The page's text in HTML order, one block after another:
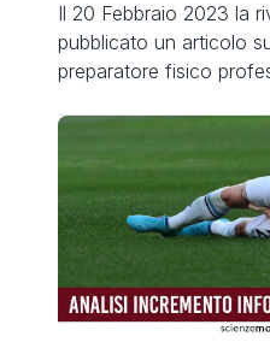
Il 20 Febbraio 2023 la
pubblicato un articolo
preparatore fisico
Onore e merito a Carlo
oggi in forze presso
che al momento sta
da record al vertice